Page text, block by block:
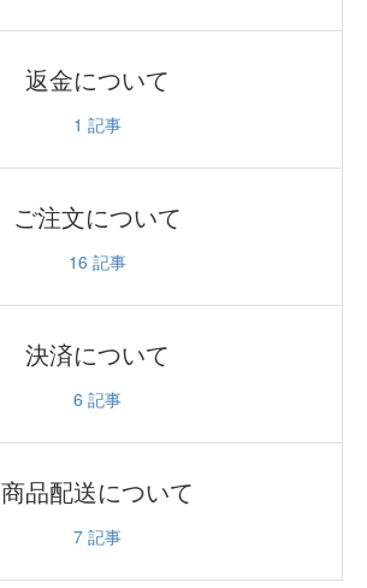
返金について
1 記事
ご注文について
16 記事
決済について
6 記事
商品配送について
7 記事